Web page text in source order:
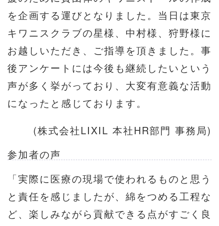
を企画する運びとなりました。当日は東京
キワニスクラブの星様、中村様、狩野様に
お越しいただき、ご指導を頂きました。事
後アンケートには今後も継続したいという
声が多く挙がっており、大変有意義な活動
になったと感じております。
(株式会社LIXIL 本社HR部門 事務局)
参加者の声
「実際に医療の現場で使われるものと思う
と責任を感じましたが、綿をつめる工程な
ど、楽しみながら貢献できる点がすごく良